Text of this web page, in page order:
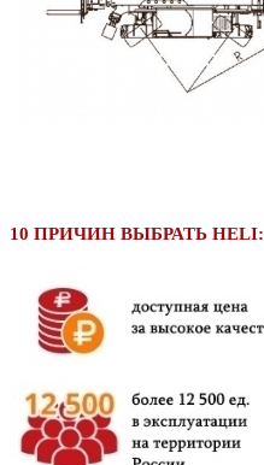
10 ПРИЧИН ВЫБРАТЬ HELI: